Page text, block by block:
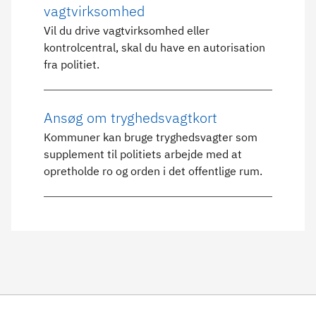
vagtvirksomhed
Vil du drive vagtvirksomhed eller
kontrolcentral, skal du have en autorisation
fra politiet.
Ansøg om tryghedsvagtkort
Kommuner kan bruge tryghedsvagter som
supplement til politiets arbejde med at
opretholde ro og orden i det offentlige rum.